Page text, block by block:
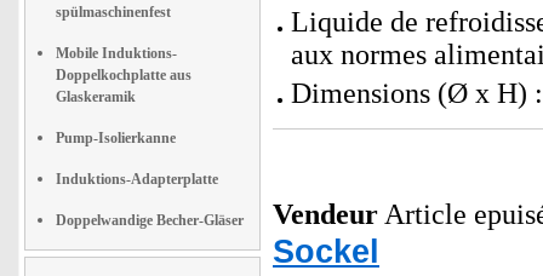
spülmaschinenfest
Mobile Induktions-
Doppelkochplatte aus
Glaskeramik
Pump-Isolierkanne
Induktions-Adapterplatte
Doppelwandige Becher-Gläser
Liquide de
aux normes
Dimensions (Ø x H)
Vendeur Article
Sockel